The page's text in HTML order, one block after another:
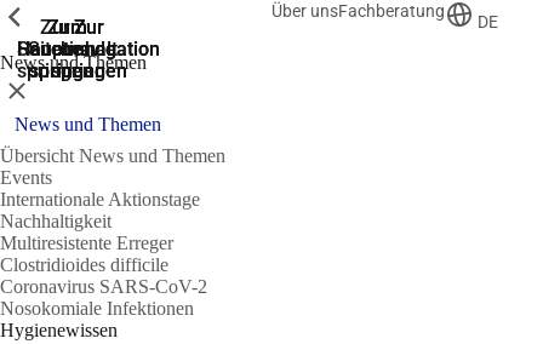
Zur
Suche
springen
Zur
Hauptnavigation
springen
Zur
Hauptnavigation
springen
Zum
Hauptinhalt
springen
Zum
Seitenende
springen
Über unsFachberatung
DE
News und Themen
Zeige vorherige
Schließen
News und Themen
Übersicht News und Themen
Events
Internationale Aktionstage
Nachhaltigkeit
Multiresistente Erreger
Clostridioides difficile
Coronavirus SARS-CoV-2
Nosokomiale Infektionen
Hygienewissen
Zeige vorherige
Zeige vorherige